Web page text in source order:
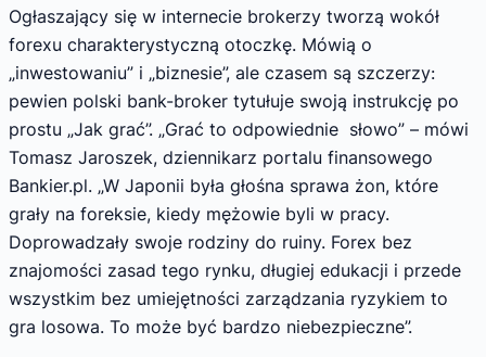
Ogłaszający się w internecie brokerzy tworzą wokół
forexu charakterystyczną otoczkę. Mówią o
„inwestowaniu” i „biznesie”, ale czasem są szczerzy:
pewien polski bank-broker tytułuje swoją instrukcję po
prostu „Jak grać”. „Grać to odpowiednie słowo” – mówi
Tomasz Jaroszek, dziennikarz portalu finansowego
Bankier.pl. „W Japonii była głośna sprawa żon, które
grały na foreksie, kiedy mężowie byli w pracy.
Doprowadzały swoje rodziny do ruiny. Forex bez
znajomości zasad tego rynku, długiej edukacji i przede
wszystkim bez umiejętności zarządzania ryzykiem to
gra losowa. To może być bardzo niebezpieczne”.